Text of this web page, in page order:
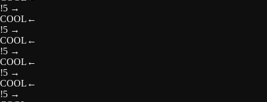
!5 →
COOL ←
!5 →
COOL ←
!5 →
COOL ←
!5 →
COOL ←
!5 →